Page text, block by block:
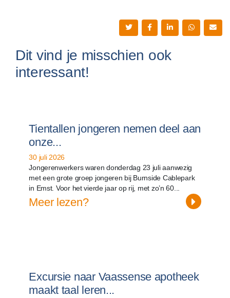
Dit vind je misschien ook
interessant!
Tientallen jongeren nemen deel aan
onze...
30 juli 2026
Jongerenwerkers waren donderdag 23 juli aanwezig
met een grote groep jongeren bij Burnside Cablepark
in Emst. Voor het vierde jaar op rij, met zo’n 60...
Meer lezen?
Excursie naar Vaassense apotheek
maakt taal leren...